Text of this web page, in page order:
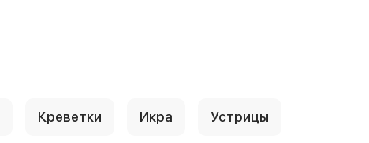
Креветки Икра Устрицы